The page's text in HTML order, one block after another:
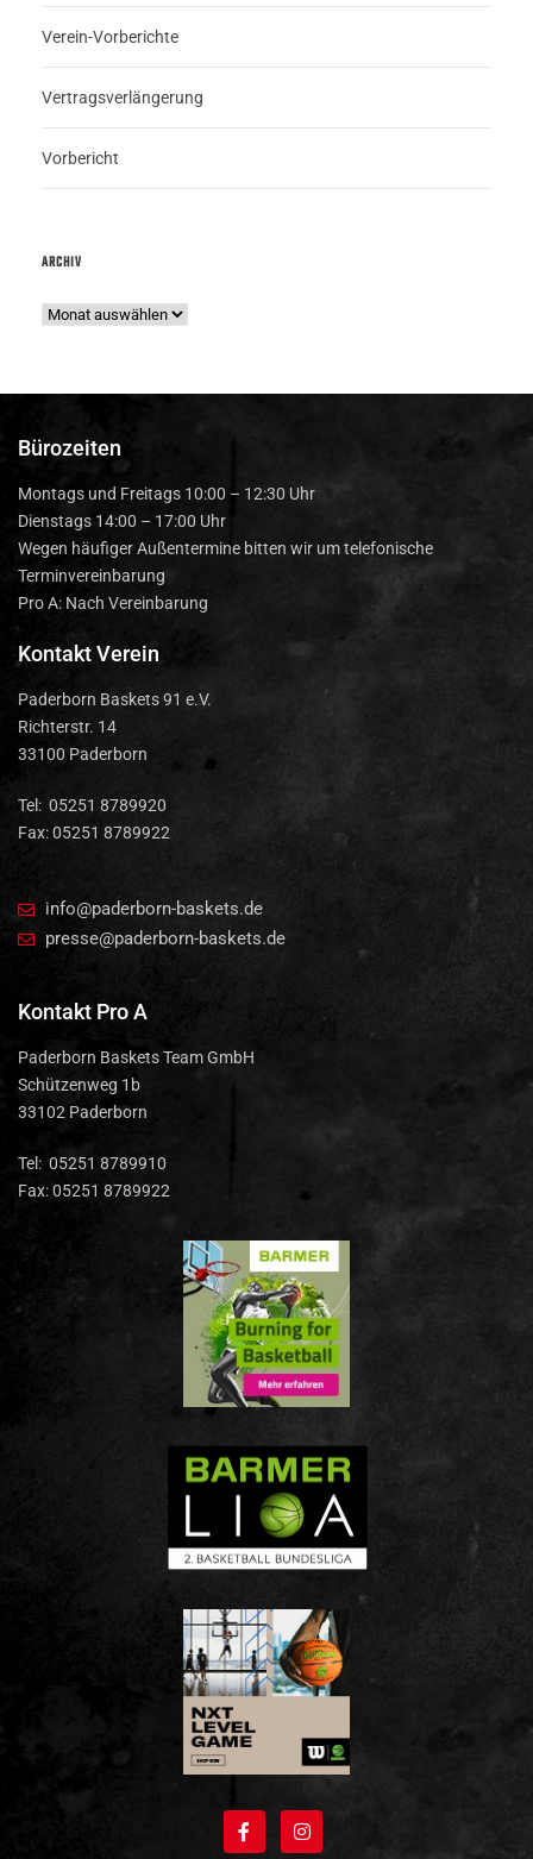
Verein-Vorberichte
Vertragsverlängerung
Vorbericht
ARCHIV
Bürozeiten
Montags und Freitags 10:00 – 12:30 Uhr
Dienstags 14:00 – 17:00 Uhr
Wegen häufiger Außentermine bitten wir um telefonische
Terminvereinbarung
Pro A: Nach Vereinbarung
Kontakt Verein
Paderborn Baskets 91 e.V.
Richterstr. 14
33100 Paderborn
Tel: 05251 8789920
Fax: 05251 8789922
info@paderborn-baskets.de
presse@paderborn-baskets.de
Kontakt Pro A
Paderborn Baskets Team GmbH
Schützenweg 1b
33102 Paderborn
Tel: 05251 8789910
Fax: 05251 8789922